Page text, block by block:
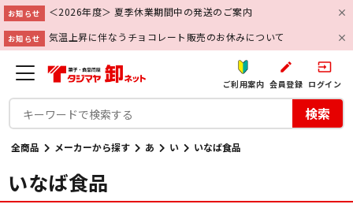
お知らせ ＜2026年度＞ 夏季休業期間中の発送のご案内
お知らせ 気温上昇に伴なうチョコレート販売のお休みについて
ご利用案内
create
会員登録
input
ログイン
検索
全商品 メーカーから探す あ い いなば食品
いなば食品